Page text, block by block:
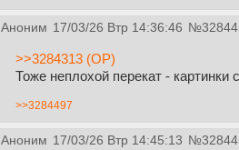
Аноним 17/03/26 Втр 14:36:46 №
>>3284313 (OP)
Тоже неплохой перекат -
>>3284497
Аноним 17/03/26 Втр 14:45:13 №